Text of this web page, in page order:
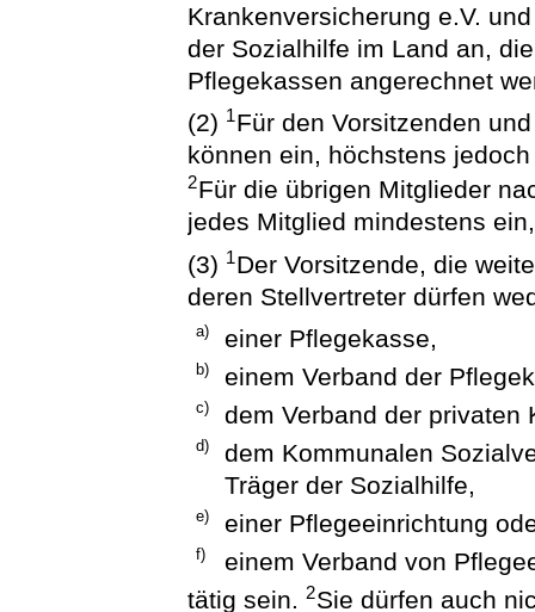
Krankenversicherung e.V.
der Sozialhilfe im Land an,
Pflegekassen angerechnet
(2) 1Für den Vorsitzenden
können ein, höchstens
2Für die übrigen Mitglieder
jedes Mitglied mindestens
(3) 1Der Vorsitzende, die
deren Stellvertreter dürfen
a) einer Pflegekasse,
b) einem Verband der
c) dem Verband der privaten
d)
dem Kommunalen
Träger der Sozialhilfe,
e) einer Pflegeeinrichtung
f)
einem Verband von
tätig sein.2Sie dürfen auch